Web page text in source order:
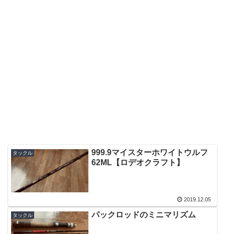
タックル
999.9マイスターホワイトウルフ
62ML【ロデオクラフト】
2019.12.05
タックル パックロッドのミニマリズム